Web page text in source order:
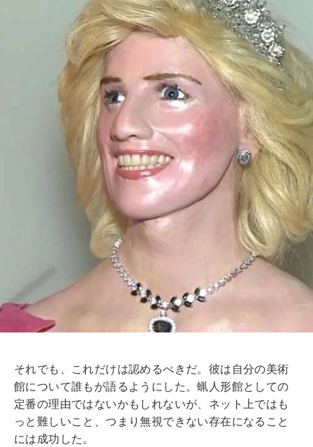
それでも、これだけは認めるべきだ。彼は自分の美術
館について誰もが語るようにした。蝋人形館としての
定番の理由ではないかもしれないが、ネット上ではも
っと難しいこと、つまり無視できない存在になること
には成功した。